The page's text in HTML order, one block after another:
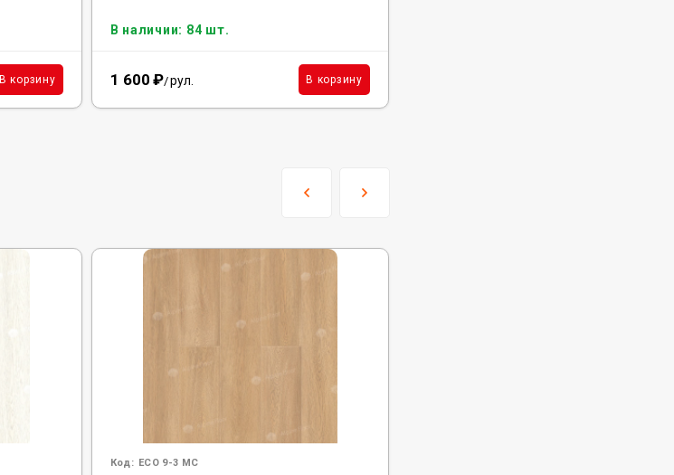
В корзину
В наличии: 84 шт.
1 600 ₽/рул. В корзину
Код: ECO 9-3 MC